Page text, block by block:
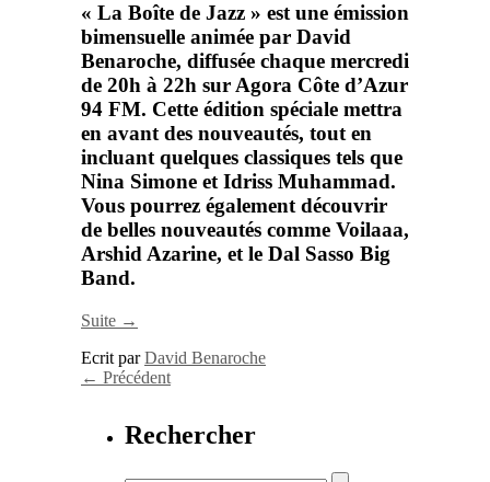
« La Boîte de Jazz » est une émission
bimensuelle animée par David
Benaroche, diffusée chaque mercredi
de 20h à 22h surAgora Côte d’Azur
94 FM. Cette édition spéciale mettra
en avant des nouveautés, tout en
incluant quelques classiques tels que
Nina Simone etIdriss Muhammad.
Vous pourrez également découvrir
de belles nouveautés comme Voilaaa,
Arshid Azarine, et le Dal Sasso Big
Band.
Suite →
Ecrit parDavid Benaroche
← Précédent
Rechercher